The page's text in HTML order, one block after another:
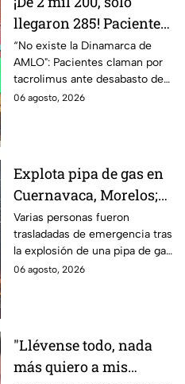
llegaron 285! Pacientes
claman por
medicamentos ante
desabasto en IMSS
Puebla
“No existe la Dinamarca de
AMLO": Pacientes claman por
tacrolimus ante desabasto de
medicamentos en hospital del
06 agosto, 2026
Explota pipa de gas en
Cuernavaca, Morelos;
se reportan más de 20
personas con
quemaduras
Varias personas fueron
trasladadas de emergencia tras
la explosión de una pipa de gas
cerca de la colonia Las
06 agosto, 2026
"Llévense todo, nada
más quiero a mis